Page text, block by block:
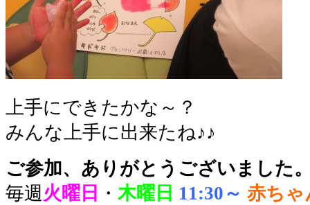
上手にできたかな～？
みんな上手に出来たね♪♪
ご参加、ありがとうございました
毎週火曜日 ・ 木曜日 11:30～ 赤ちゃ